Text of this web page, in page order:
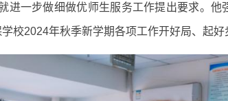
一步做细做优师生服务工作提出要求。他
校2024年秋季新学期各项工作开好局、起好